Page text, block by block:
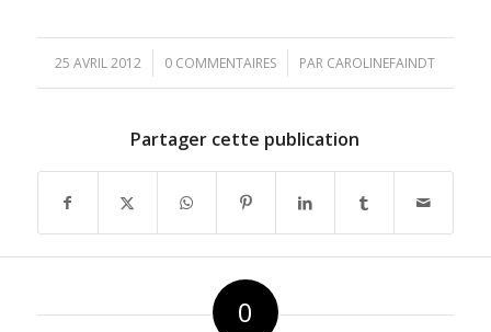
25 AVRIL 2012
/ 0 COMMENTAIRES
/ PAR CAROLINEFAINDT
Partager cette publication
0